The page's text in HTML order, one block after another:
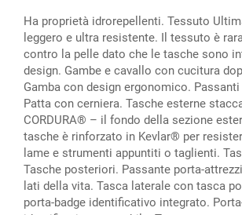
Ha proprietà idrorepellenti. Tessuto
leggero e ultra resistente. Il tessuto è
contro la pelle dato che le tasche sono
design. Gambe e cavallo con cucitura
Gamba con design ergonomico.
Patta con cerniera. Tasche esterne
CORDURA® – il fondo della sezione
tasche è rinforzato in Kevlar® per
lame e strumenti appuntiti o taglienti.
Tasche posteriori. Passante porta-
lati della vita. Tasca laterale con tasca
porta-badge identificativo integrato.